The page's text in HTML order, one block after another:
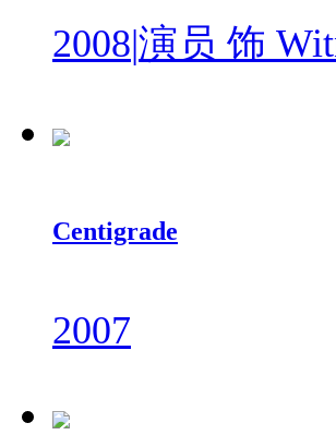
2008|演员 饰
Centigrade
2007